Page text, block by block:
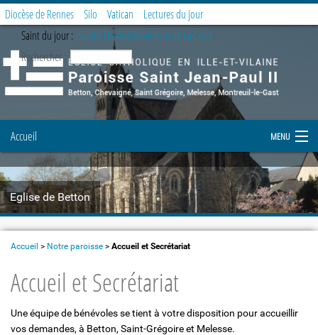
Eglise de Betton
Diocèse de Rennes Silo Vatican
Lectures du jour
Saint du jour : Sainte Thérèse Bénédicte de La Croix
Rechercher :
Accueil MENU
Notre paroisse
Prier et célébrer
Demande de document
Enfance et Jeunesse
Accueil > Notre paroisse > Accueil et Secrétariat
Accueil et Secrétariat
Une équipe de bénévoles se tient à votre disposition pour accueillir
vos demandes, à Betton, Saint-Grégoire et Melesse.